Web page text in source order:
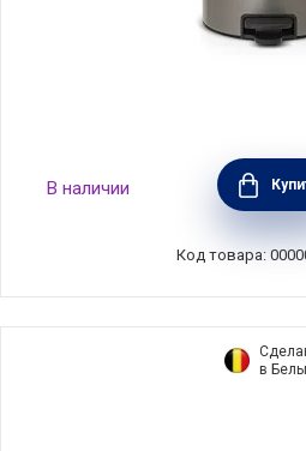
Мусорный бак с
платиновый,
В наличии
Код товара:
в